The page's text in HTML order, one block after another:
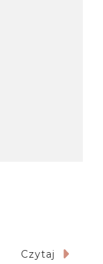
Czytaj